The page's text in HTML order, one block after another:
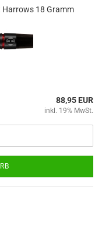
18 Gramm
88,95 EUR
inkl. 19% MwSt.